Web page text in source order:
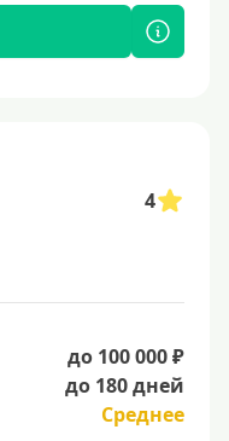
4
до 100 000 ₽
до 180 дней
Среднее